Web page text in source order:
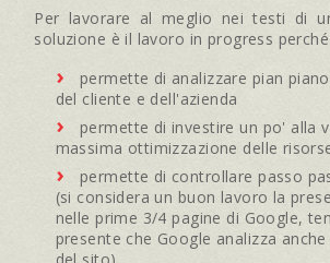
Per lavorare al meglio nei testi di
soluzione è il lavoro in progress perché
permette di analizzare pian
del cliente e dell'azienda
permette di investire un po' alla
massima ottimizzazione delle
permette di controllare passo
(si considera un buon lavoro la
nelle prime 3/4 pagine di Google,
presente che Google analizza